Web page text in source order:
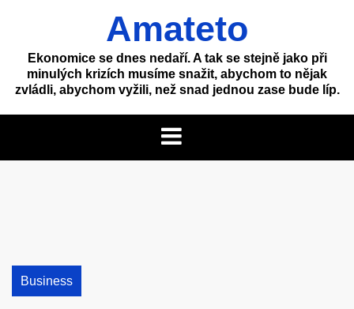
Amateto
Ekonomice se dnes nedaří. A tak se stejně jako při
minulých krizích musíme snažit, abychom to nějak
zvládli, abychom vyžili, než snad jednou zase bude líp.
Business